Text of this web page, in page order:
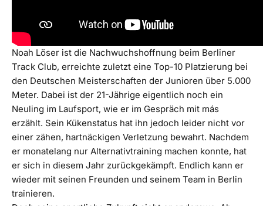
Noah Löser ist die Nachwuchshoffnung beim Berliner
Track Club, erreichte zuletzt eine Top-10 Platzierung bei
den Deutschen Meisterschaften der Junioren über 5.000
Meter. Dabei ist der 21-Jährige eigentlich noch ein
Neuling im Laufsport, wie er im Gespräch mit más
erzählt. Sein Kükenstatus hat ihn jedoch leider nicht vor
einer zähen, hartnäckigen Verletzung bewahrt. Nachdem
er monatelang nur Alternativtraining machen konnte, hat
er sich in diesem Jahr zurückgekämpft. Endlich kann er
wieder mit seinen Freunden und seinem Team in Berlin
trainieren.